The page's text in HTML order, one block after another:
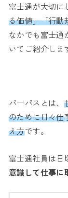
富士通が大切に
る価値」「行動
なかでも富士通
いてご紹介しま
パーパスとは、
のために日々仕
え方です。
富士通社員は日
意識して仕事に